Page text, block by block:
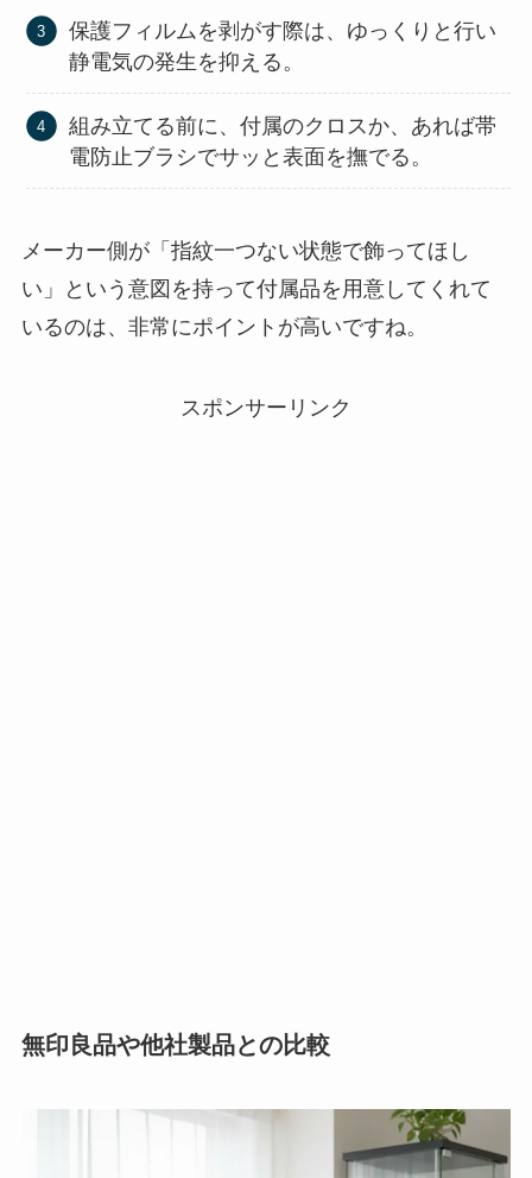
保護フィルムを剥がす際は、ゆっくりと行い
静電気の発生を抑える。
組み立てる前に、付属のクロスか、あれば帯
電防止ブラシでサッと表面を撫でる。
メーカー側が「指紋一つない状態で飾ってほし
い」という意図を持って付属品を用意してくれて
いるのは、非常にポイントが高いですね。
スポンサーリンク
無印良品や他社製品との比較